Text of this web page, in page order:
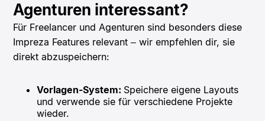
Agenturen interessant?
Für Freelancer und Agenturen sind besonders diese
Impreza Features relevant – wir empfehlen dir, sie
direkt abzuspeichern:
Vorlagen-System: Speichere eigene Layouts
und verwende sie für verschiedene Projekte
wieder.